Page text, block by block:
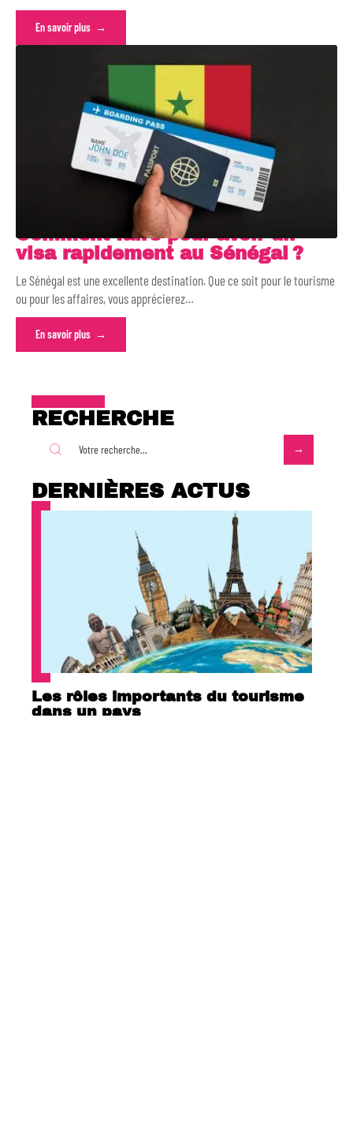
En savoir plus
Comment faire pour avoir un
visa rapidement au Sénégal ?
Le Sénégal est une excellente destination. Que ce soit pour le tourisme
ou pour les affaires, vous apprécierez…
En savoir plus
RECHERCHE
DERNIÈRES ACTUS
Les rôles importants du tourisme
dans un pays